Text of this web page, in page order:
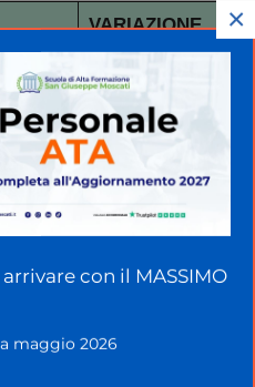
VARIAZIONE
RISPETTO
2024/25
0
0
0
×
con il MASSIMO
maggio 2026